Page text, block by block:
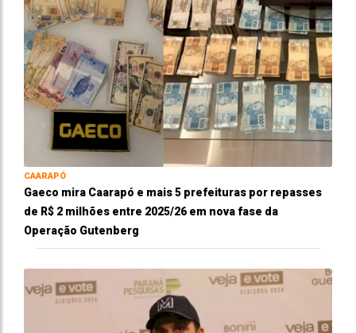
CAARAPÓ
Gaeco mira Caarapó e mais 5 prefeituras por repasses
de R$ 2 milhões entre 2025/26 em nova fase da
Operação Gutenberg